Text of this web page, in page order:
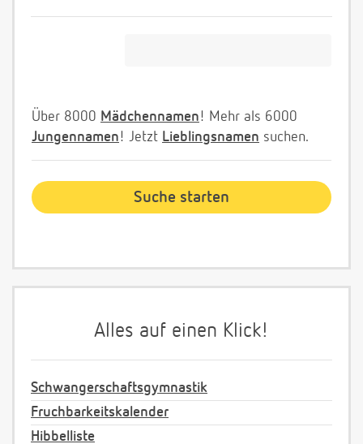
Über 8000 Mädchennamen! Mehr als 6000
Jungennamen! Jetzt Lieblingsnamen suchen.
Alles auf einen Klick!
Schwangerschaftsgymnastik
Fruchbarkeitskalender
Hibbelliste